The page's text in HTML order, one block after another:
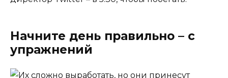
Начните день правильно – с
упражнений